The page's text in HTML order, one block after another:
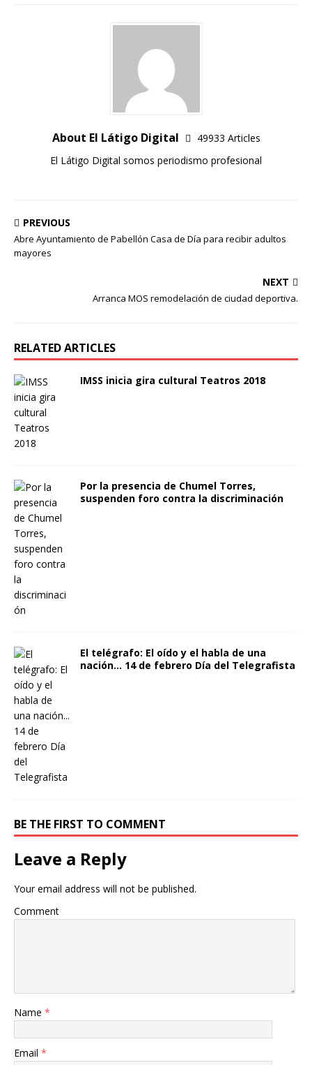
About El Látigo Digital
49933 Articles
El Látigo Digital somos periodismo profesional
PREVIOUS
Abre Ayuntamiento de Pabellón Casa de Día para recibir adultos
mayores
NEXT
Arranca MOS remodelación de ciudad deportiva.
RELATED ARTICLES
IMSS inicia gira cultural Teatros 2018
Por la presencia de Chumel Torres,
suspenden foro contra la discriminación
El telégrafo: El oído y el habla de una
nación… 14 de febrero Día del Telegrafista
BE THE FIRST TO COMMENT
Leave a Reply
Your email address will not be published.
Comment
Name *
Email *